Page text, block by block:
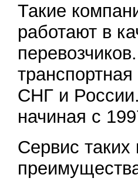
Такие
работают в
СНГ и
начиная с
Сервис